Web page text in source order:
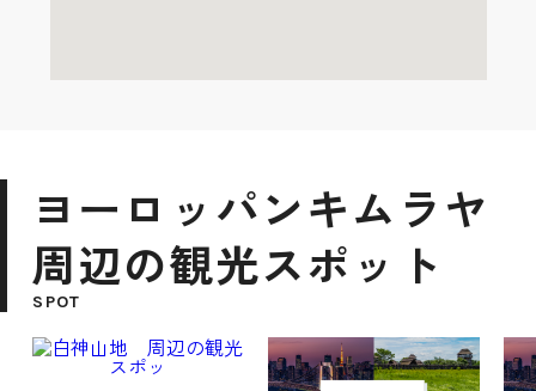
ヨーロッパンキムラヤ
周辺の観光スポット
SPOT